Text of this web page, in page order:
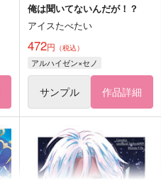
俺は聞いてないんだが！？
アイスたべたい
472円 （税込）
アルハイゼン×セノ
サンプル 作品詳細